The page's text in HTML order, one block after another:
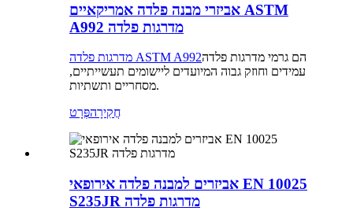
אביזרי מבנה פלדה אמריקאיים ASTM
A992 מדרגות פלדה
מדרגות פלדה ASTM A992הם גרמי מדרגות פלדה
עמידים וחוזק גבוה המיועדים ליישומים תעשייתיים,
מסחריים ותשתיות.
חֲקִירָהפְּרָט
אביזרים למבנה פלדה אירופאי EN 10025
S235JR מדרגות פלדה